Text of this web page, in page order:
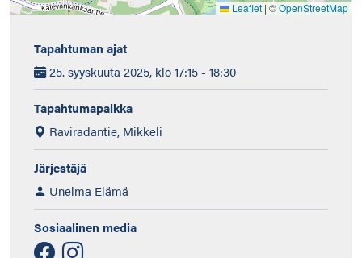
Leaflet | ©OpenStreetMap
Tapahtuman ajat
25. syyskuuta 2025, klo 17:15 - 18:30
Tapahtumapaikka
Raviradantie, Mikkeli
Järjestäjä
Unelma Elämä
Sosiaalinen media